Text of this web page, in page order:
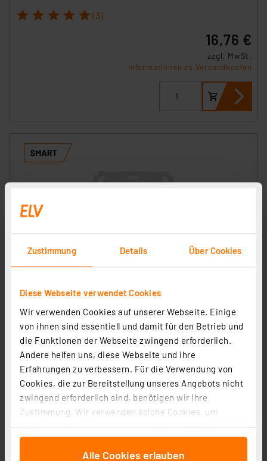
Zustimmung Details Über Cookies
Diese Webseite verwendet Cookies
Wir verwenden Cookies auf unserer Webseite. Einige
von ihnen sind essentiell und damit für den Betrieb und
die Funktionen der Webseite zwingend erforderlich.
Andere helfen uns, diese Webseite und ihre
Erfahrungen zu verbessern. Für die Verwendung von
Cookies, die zur Bereitstellung unseres Angebots nicht
zwingend erforderlich sind, benötigen wir Ihre
Zustimmung. Wir verwenden solche Cookies, um
für soziale Medien anbieten zu können und die Zugriffe
auf unsere Website zu analysieren. Außerdem geben
Alle Cookies erlauben
1 2 3 4 5 (3)
16,76 €
zzgl. MwSt.
Informationen zu Versandkosten
Homematic IP Smart Home Dimmaktor für
Artikel-Nr. 143166
2 3 4 5
50,38 €
Informationen zu Versandkosten